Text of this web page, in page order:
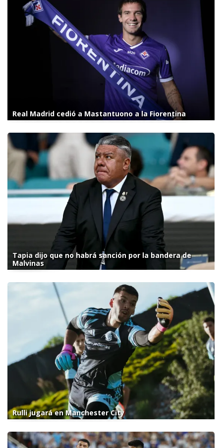
Real Madrid cedió a Mastantuono a la Fiorentina
Tapia dijo que no habrá sanción por la bandera de
Malvinas
Rulli jugará en Manchester City